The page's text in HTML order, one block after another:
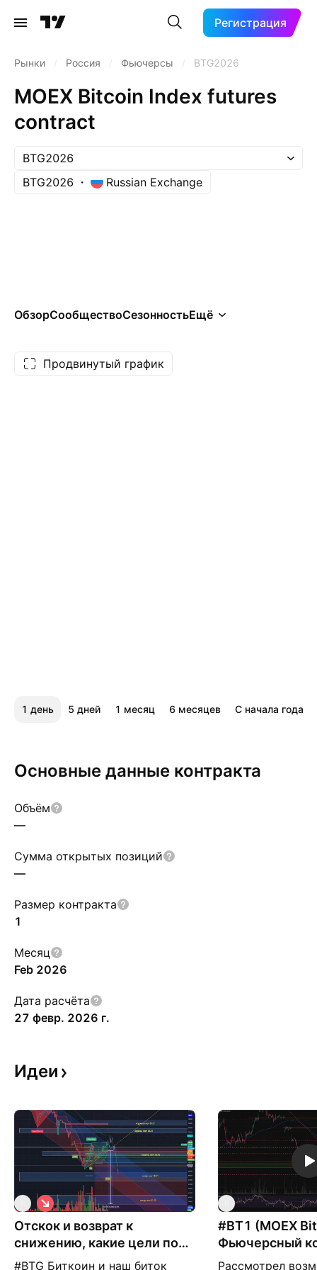
Регистрация
Рынки Россия Фьючерсы BTG2026
MOEX Bitcoin Index futures
contract
BTG2026
BTG2026
Russian Exchange
ОбзорСообществоСезонностьЕщё
Продвинутый график
1 день 5 дней 1 месяц 6 месяцев С начала года
Основные данные контракта
Объём
—
Сумма открытых позиций
—
Размер контракта
1
Месяц
Feb 2026
Дата расчёта
27 февр. 2026 г.
Идеи
Отскок и возврат к
снижению, какие цели по
битку?
#BTG Биткоин и наш биток
К
о
р
т
к
#BT1 (MOEX
Фьючерсный
Таймфрейм -
Рассмотрел